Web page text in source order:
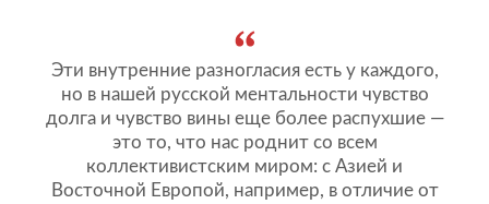
Эти внутренние разногласия есть у каждого,
но в нашей русской ментальности чувство
долга и чувство вины еще более распухшие —
это то, что нас роднит со всем
коллективистским миром: с Азией и
Восточной Европой, например, в отличие от